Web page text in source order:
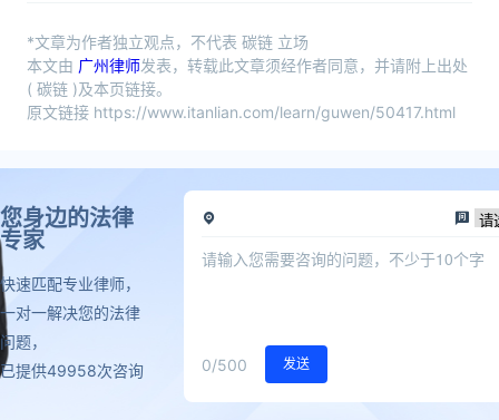
*文章为作者独立观点，不代表 碳链 立场
本文由 广州律师发表，转载此文章须经作者同意，并请附上出处
( 碳链 )及本页链接。
原文链接 https://www.itanlian.com/learn/guwen/50417.html
您身边的法律
专家
快速匹配专业律师，
一对一解决您的法律
问题，
已提供49958次咨询
0/500 发送